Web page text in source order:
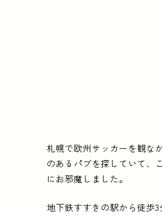
札幌で欧州サッカーを観な
のあるパブを探していて、
にお邪魔しました。
地下鉄すすきの駅から徒歩3